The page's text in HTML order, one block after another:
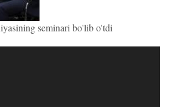
seminari bo'lib o'tdi